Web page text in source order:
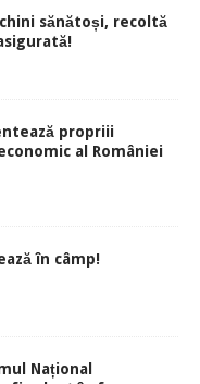
sănătoși, recoltă
propriii
al României
în câmp!
Național